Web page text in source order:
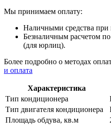
Мы принимаем оплату:
Наличными средства при
Безналичным расчетом
(для юрлиц).
Более подробно о методах
и оплата
Характеристика
Тип кондиционера
Тип двигателя кондиционера
Площадь обдува, кв.м